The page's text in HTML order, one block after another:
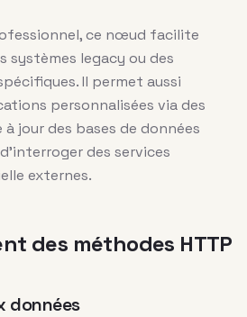
ce nœud facilite
systèmes legacy ou des
Il permet aussi
personnalisées via des
jour des bases de données
des services
externes.
des méthodes HTTP
données